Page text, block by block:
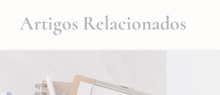
Artigos Relacionados